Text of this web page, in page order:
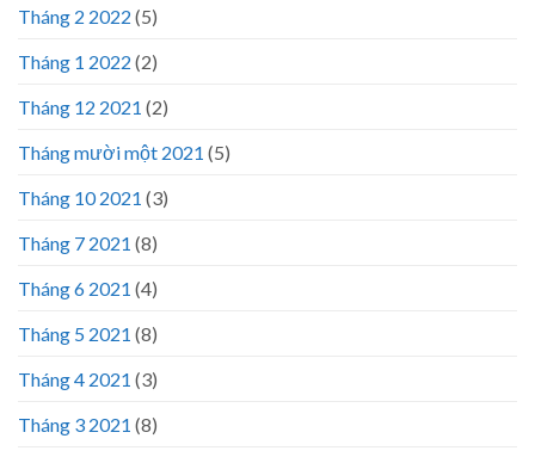
Tháng 2 2022 (5)
Tháng 1 2022 (2)
Tháng 12 2021 (2)
Tháng mười một 2021 (5)
Tháng 10 2021 (3)
Tháng 7 2021 (8)
Tháng 6 2021 (4)
Tháng 5 2021 (8)
Tháng 4 2021 (3)
Tháng 3 2021 (8)